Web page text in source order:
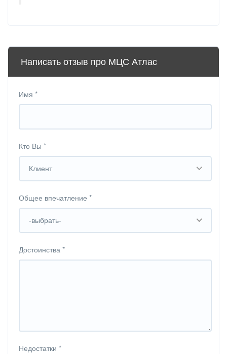
Написать отзыв про МЦС Атлас
Имя *
Кто Вы *
Клиент
Общее впечатление *
-выбрать-
Достоинства *
Недостатки *